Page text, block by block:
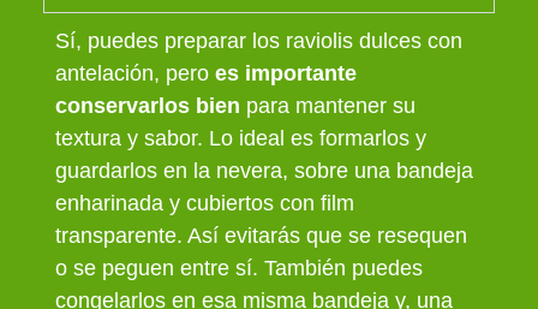
Sí, puedes preparar los raviolis dulces con
antelación, pero es importante
conservarlos bien para mantener su
textura y sabor. Lo ideal es formarlos y
guardarlos en la nevera, sobre una bandeja
enharinada y cubiertos con film
transparente. Así evitarás que se resequen
o se peguen entre sí. También puedes
congelarlos en esa misma bandeja y, una